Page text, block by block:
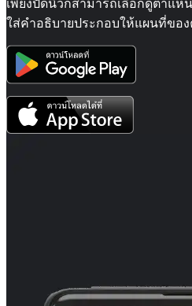
เพียงปัดนิ้วก็สามารถเลือกดูตำแห
ใส่คำอธิบายประกอบให้แผนที่ขอ